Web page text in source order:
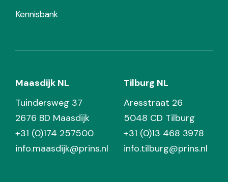
Kennisbank
Maasdijk NL
Tuindersweg 37
2676 BD Maasdijk
+31 (0)174 257500
info.maasdijk@prins.nl
Tilburg NL
Aresstraat 26
5048 CD Tilburg
+31 (0)13 468 3978
info.tilburg@prins.nl